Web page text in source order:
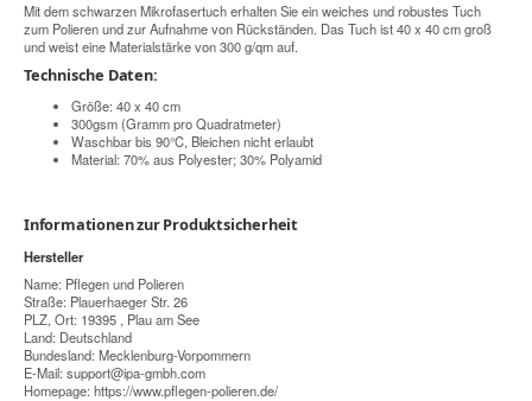
Mit dem schwarzen Mikrofasertuch erhalten Sie ein weiches und robustes Tuch
zum Polieren und zur Aufnahme von Rückständen. Das Tuch ist 40 x 40 cm groß
und weist eine Materialstärke von 300 g/qm auf.
Technische Daten:
Größe: 40 x 40 cm
300gsm (Gramm pro Quadratmeter)
Waschbar bis 90°C, Bleichen nicht erlaubt
Material: 70% aus Polyester; 30% Polyamid
Informationen zur Produktsicherheit
Hersteller
Name: Pflegen und Polieren
Straße: Plauerhaeger Str. 26
PLZ, Ort: 19395 , Plau am See
Land: Deutschland
Bundesland: Mecklenburg-Vorpommern
E-Mail: support@ipa-gmbh.com
Homepage: https://www.pflegen-polieren.de/